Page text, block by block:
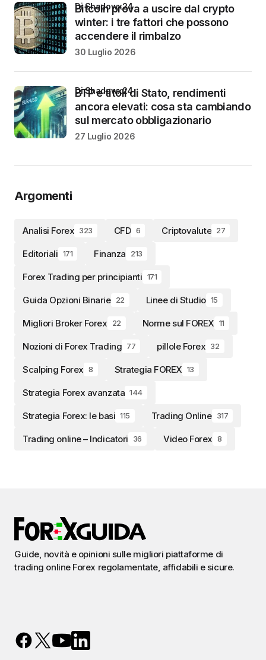
Bitcoin prova a uscire dal crypto
winter: i tre fattori che possono
accendere il rimbalzo
di Shadowx24
30 Luglio 2026
BTP e titoli di Stato, rendimenti
ancora elevati: cosa sta cambiando
sul mercato obbligazionario
di Shadowx24
27 Luglio 2026
Argomenti
Analisi Forex 323 CFD 6 Criptovalute 27
Editoriali 171 Finanza 213
Forex Trading per principianti 171
Guida Opzioni Binarie 22 Linee di Studio 15
Migliori Broker Forex 22 Norme sul FOREX 11
Nozioni di Forex Trading 77 pillole Forex 32
Scalping Forex 8 Strategia FOREX 13
Strategia Forex avanzata 144
Strategia Forex: le basi 115 Trading Online 317
Trading online – Indicatori 36 Video Forex 8
Guide, novità e opinioni sulle migliori piattaforme di
trading online Forex regolamentate, affidabili e sicure.